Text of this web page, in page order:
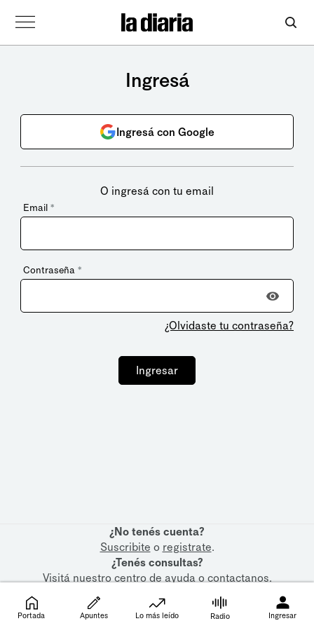
Ingresá
Ingresá con Google
O ingresá con tu email
Email *
Contraseña *
¿Olvidaste tu contraseña?
Ingresar
¿No tenés cuenta?
Suscribite o registrate.
¿Tenés consultas?
Visitá nuestrocentro de ayudaocontactanos.
Portada Apuntes Lo más leído Radio Ingresar